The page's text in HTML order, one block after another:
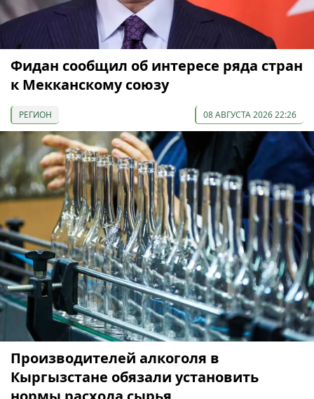
Фидан сообщил об интересе ряда стран
к Мекканскому союзу
РЕГИОН 08 АВГУСТА 2026 22:26
Производителей алкоголя в
Кыргызстане обязали установить